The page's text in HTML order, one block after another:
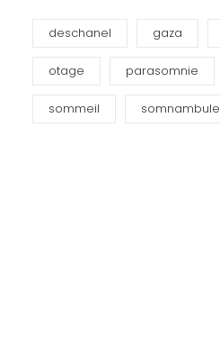
deschanel gaza
otage parasomnie
sommeil somnambule